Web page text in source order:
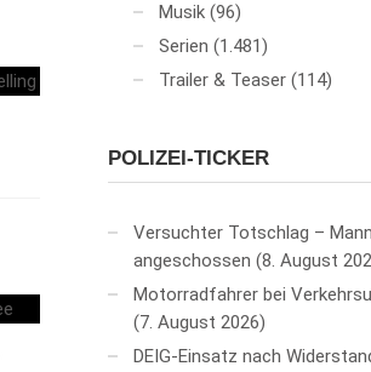
Musik (96)
Serien (1.481)
Trailer & Teaser (114)
POLIZEI-TICKER
Versuchter Totschlag –
angeschossen 8. August
Motorradfahrer bei
7. August 2026
DEIG-Einsatz nach